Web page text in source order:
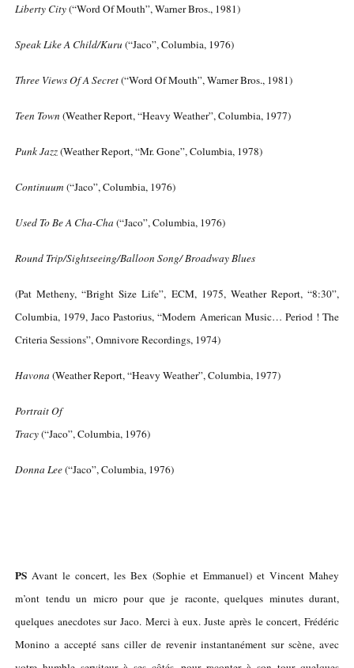
Liberty City(“Word Of Mouth”, Warner Bros., 1981)
Speak Like A Child/Kuru (“Jaco”, Columbia, 1976)
Three Views Of A Secret(“Word Of Mouth”, Warner Bros., 1981)
Teen Town (Weather Report, “Heavy Weather”, Columbia, 1977)
Punk Jazz(Weather Report, “Mr. Gone”, Columbia, 1978)
Continuum(“Jaco”, Columbia, 1976)
Used To Be A Cha-Cha (“Jaco”, Columbia, 1976)
Round Trip/Sightseeing/Balloon Song/ Broadway Blues
(Pat Metheny, “Bright Size Life”, ECM, 1975, Weather Report, “8:30”,
Columbia, 1979, Jaco Pastorius, “Modern American Music… Period ! The
Criteria Sessions”, Omnivore Recordings, 1974)
Havona (Weather Report, “Heavy Weather”, Columbia, 1977)
Portrait Of
Tracy(“Jaco”, Columbia, 1976)
Donna Lee(“Jaco”, Columbia, 1976)
PS Avant le concert, les Bex (Sophie et Emmanuel) et Vincent Mahey
m’ont tendu un micro pour que je raconte, quelques minutes durant,
quelques anecdotes sur Jaco. Merci à eux. Juste après le concert, Frédéric
Monino a accepté sans ciller de revenir instantanément sur scène, avec